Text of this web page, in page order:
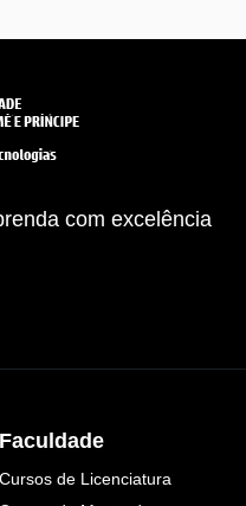
com excelência
Faculdade
Cursos de Licenciatura